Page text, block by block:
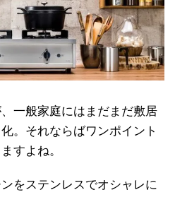
一般家庭にはまだまだ敷居
。それならばワンポイント
すよね。
をステンレスでオシャレに